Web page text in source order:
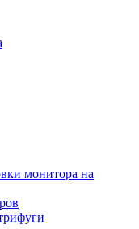
монитора на